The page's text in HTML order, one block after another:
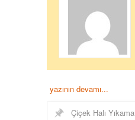
yazının devamı...
Çiçek Halı Yıkama